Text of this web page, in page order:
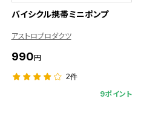
バイシクル携帯ミニポンプ
アストロプロダクツ
990円
2件
9ポイント